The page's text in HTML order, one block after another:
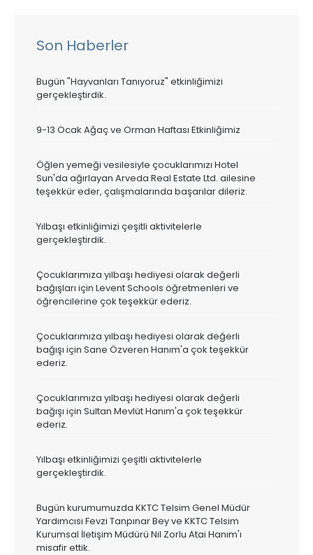
Son Haberler
Bugün "Hayvanları Tanıyoruz" etkinliğimizi
gerçekleştirdik.
9-13 Ocak Ağaç ve Orman Haftası Etkinliğimiz
Öğlen yemeği vesilesiyle çocuklarımızı Hotel
Sun'da ağırlayan Arveda Real Estate Ltd. ailesine
teşekkür eder, çalışmalarında başarılar dileriz.
Yılbaşı etkinliğimizi çeşitli aktivitelerle
gerçekleştirdik.
Çocuklarımıza yılbaşı hediyesi olarak değerli
bağışları için Levent Schools öğretmenleri ve
öğrencilerine çok teşekkür ederiz.
Çocuklarımıza yılbaşı hediyesi olarak değerli
bağışı için Sane Özveren Hanım'a çok teşekkür
ederiz.
Çocuklarımıza yılbaşı hediyesi olarak değerli
bağışı için Sultan Mevlüt Hanım'a çok teşekkür
ederiz.
Yılbaşı etkinliğimizi çeşitli aktivitelerle
gerçekleştirdik.
Bugün kurumumuzda KKTC Telsim Genel Müdür
Yardımcısı Fevzi Tanpınar Bey ve KKTC Telsim
Kurumsal İletişim Müdürü Nil Zorlu Atai Hanım'ı
misafir ettik.